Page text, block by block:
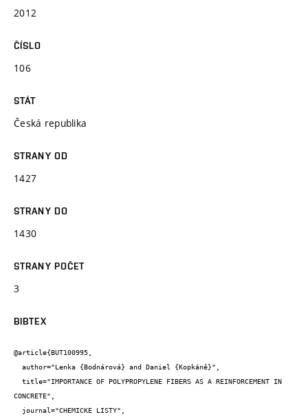
2012
ČÍSLO
106
STÁT
Česká republika
STRANY OD
1427
STRANY DO
1430
STRANY POČET
3
BIBTEX
@article{BUT100995,
CONCRETE",